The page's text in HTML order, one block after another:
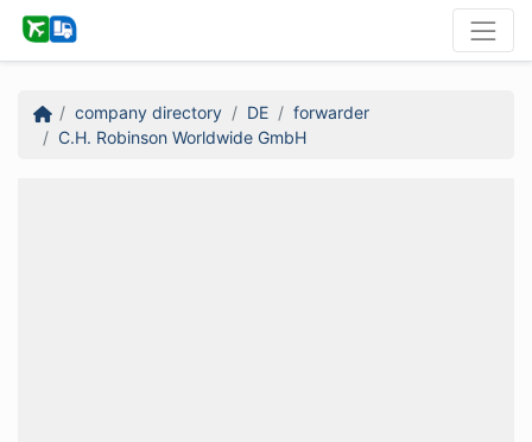
company directory DE
forwarder
C.H. Robinson Worldwide GmbH